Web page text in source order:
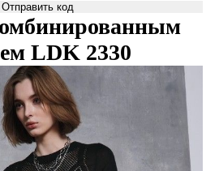
Отправить код
LDK 2330